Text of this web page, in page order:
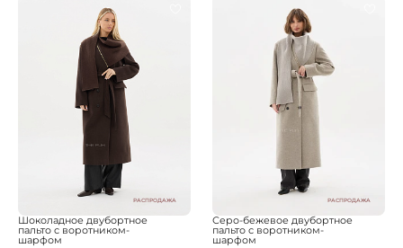
РАСПРОДАЖА
Шоколадное двубортное
пальто с воротником-
шарфом
РАСПРОДАЖА
Серо-бежевое двубортное
пальто с воротником-
шарфом